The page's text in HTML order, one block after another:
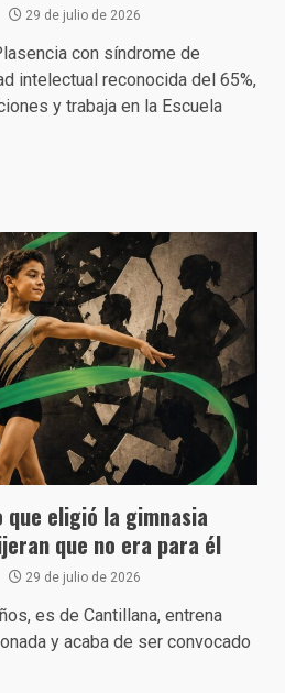
29 de julio de 2026
con síndrome de
intelectual reconocida del 65%,
y trabaja en la Escuela
que eligió la gimnasia
que no era para él
29 de julio de 2026
es de Cantillana, entrena
y acaba de ser convocado